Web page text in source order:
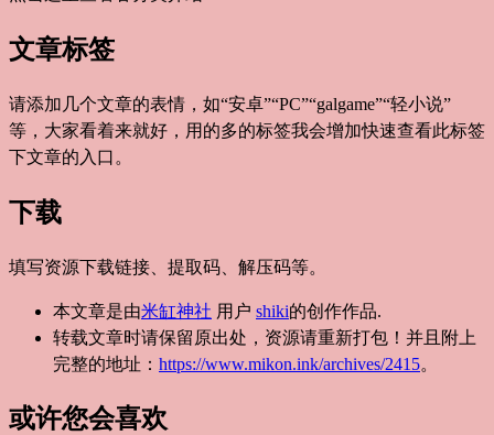
文章标签
请添加几个文章的表情，如“安卓”“PC”“galgame”“轻小说”
等，大家看着来就好，用的多的标签我会增加快速查看此标签
下文章的入口。
下载
填写资源下载链接、提取码、解压码等。
本文章是由米缸神社 用户 shiki的创作作品.
转载文章时请保留原出处，资源请重新打包！并且附上
完整的地址： https://www.mikon.ink/archives/2415。
或许您会喜欢